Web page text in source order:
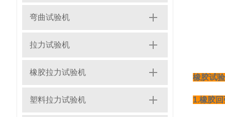
弯曲试验机
拉力试验机
橡胶拉力试验机
塑料拉力试验机
橡胶试
1.橡胶